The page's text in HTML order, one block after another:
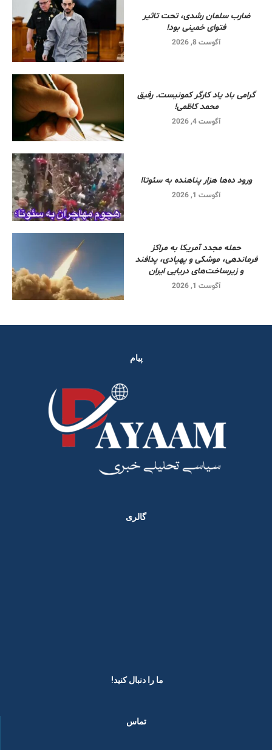
ضارب سلمان رشدی، تحت تاثیر
فتوای خمینی بود!
آگوست 8, 2026
گرامی باد یاد کارگر کمونیست. رفیق
محمد کاظمی!
آگوست 4, 2026
ورود ده‌ها هزار پناهنده به سئوتا!
آگوست 1, 2026
حمله مجدد آمریکا به مراکز
فرماندهی، موشکی و پهپادی، پدافند
و زیرساخت‌های دریایی ایران
آگوست 1, 2026
پیام
گالری
ما را دنبال کنید! ​
تماس